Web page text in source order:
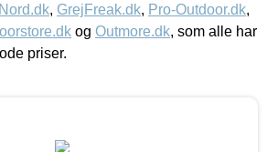
, GrejFreak.dk, Pro-Outdoor.dk,
og Outmore.dk, som alle har
priser.